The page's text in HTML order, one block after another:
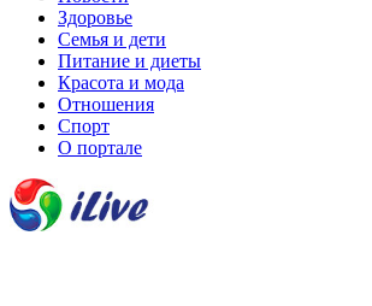
Здоровье
Семья и дети
Питание и диеты
Красота и мода
Отношения
Спорт
О портале